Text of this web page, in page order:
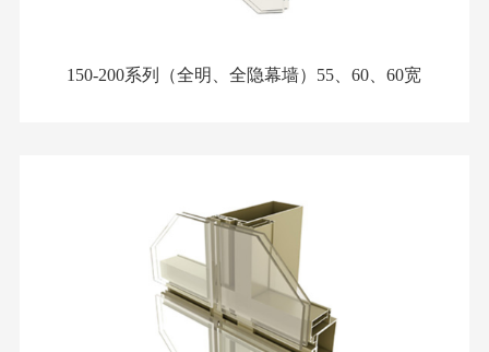
150-200系列（全明、全隐幕墙）55、60、60宽